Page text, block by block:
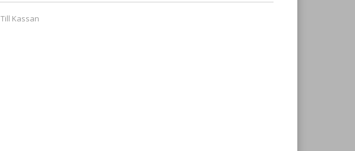
Till Kassan